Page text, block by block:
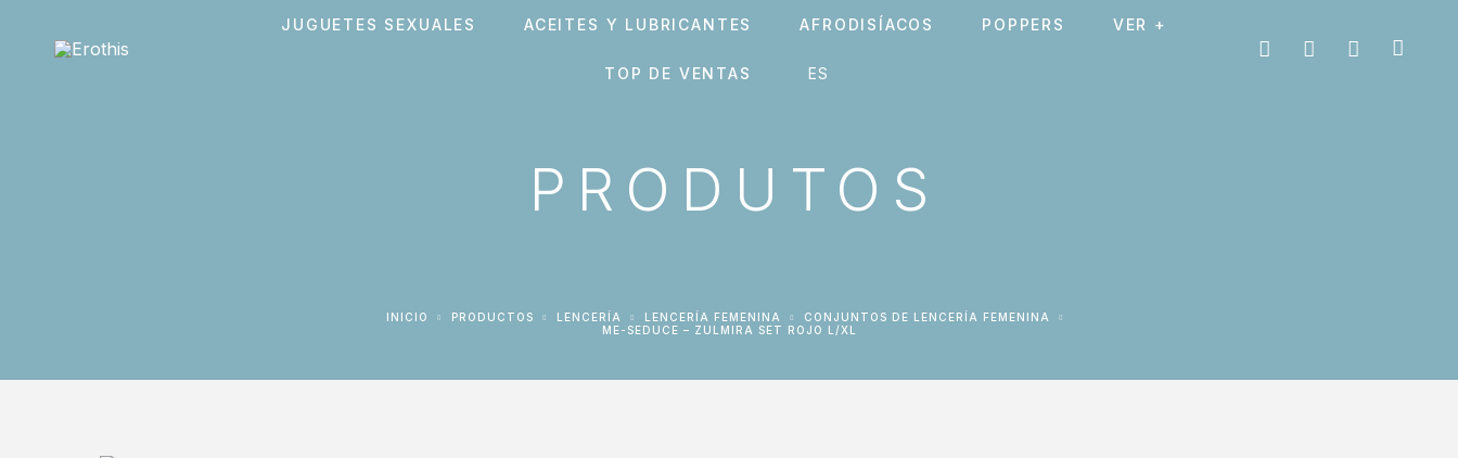
JUGUETES SEXUALES ACEITES Y LUBRICANTES AFRODISÍACOS POPPERS VER +
TOP DE VENTAS
PRODUTOS
INICIO PRODUCTOS LENCERÍA LENCERÍA FEMENINA
CONJUNTOS DE LENCERÍA FEMENINA
ME-SEDUCE – ZULMIRA SET ROJO L/XL